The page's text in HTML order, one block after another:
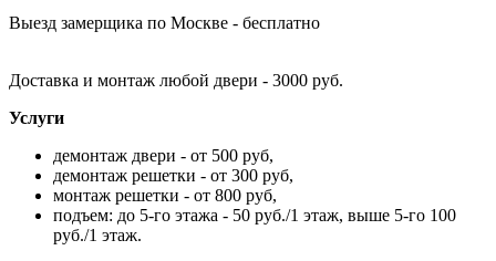
Выезд замерщика по Москве - бесплатно
Доставка и монтаж любой двери - 3000 руб.
Услуги
демонтаж двери - от 500 руб,
демонтаж решетки - от 300 руб,
монтаж решетки - от 800 руб,
подъем: до 5-го этажа - 50 руб./1 этаж, выше 5-го 100
руб./1 этаж.